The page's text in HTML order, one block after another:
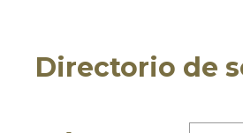
Directorio de